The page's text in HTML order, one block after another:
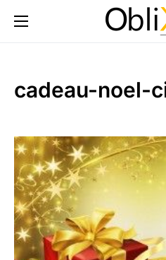
cadeau-noel-